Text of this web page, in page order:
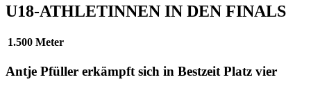
U18-ATHLETINNEN IN DEN FINALS
1.500 Meter
Antje Pfüller erkämpft sich in Bestzeit Platz vier